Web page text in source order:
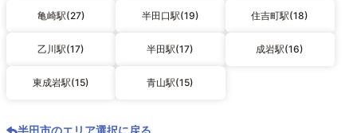
亀崎駅(27) 半田口駅(19) 住吉町駅(18)
乙川駅(17) 半田駅(17) 成岩駅(16)
東成岩駅(15) 青山駅(15)